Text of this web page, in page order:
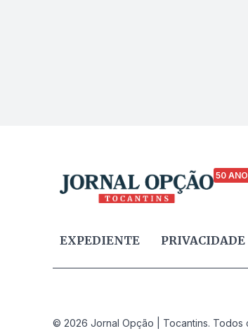
50
EXPEDIENTE PRIVACIDADE
© 2026 Jornal Opção | Tocantins. Todos